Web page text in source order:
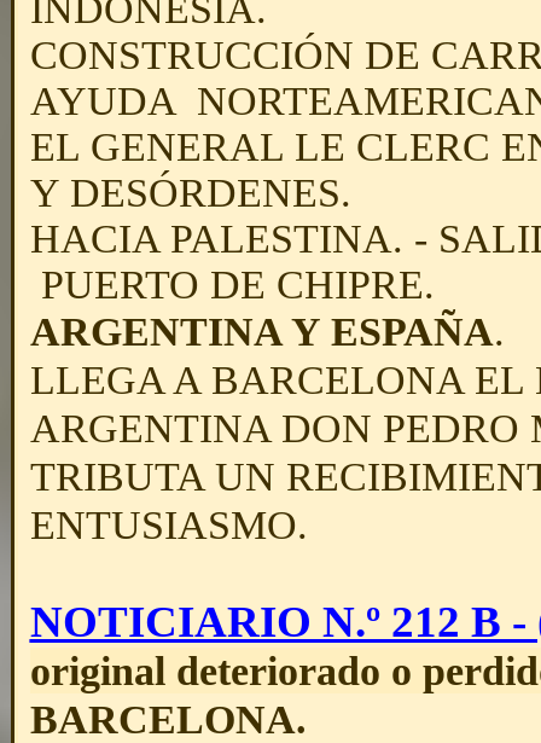
CONSTRUCCIÓN DE
AYUDA
EL GENERAL LE CLERC
Y DESÓRDENES.
HACIA PALESTINA. -
PUERTO DE CHIPRE.
ARGENTINA Y ESPAÑA.
LLEGA A BARCELONA
ARGENTINA DON
TRIBUTA UN
ENTUSIASMO.
NOTICIARIO N.º 212 B -
original deteriorado o
BARCELONA.